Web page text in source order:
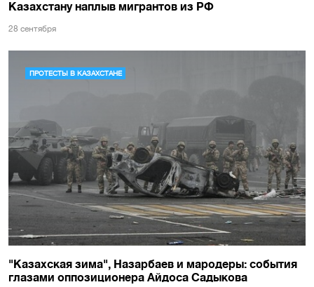
Казахстану наплыв мигрантов из РФ
28 сентября
ПРОТЕСТЫ В КАЗАХСТАНЕ
"Казахская зима", Назарбаев и мародеры: события
глазами оппозиционера Айдоса Садыкова